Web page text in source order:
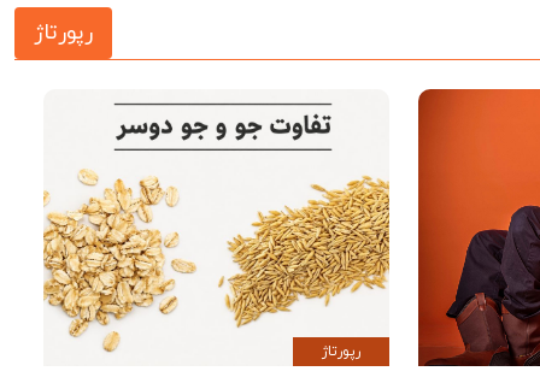
رپورتاژ
رپورتاژ